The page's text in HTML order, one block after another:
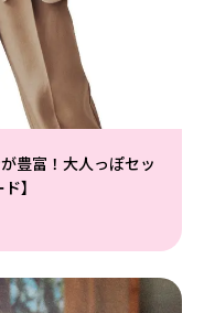
豊富！大人っぽセッ
】